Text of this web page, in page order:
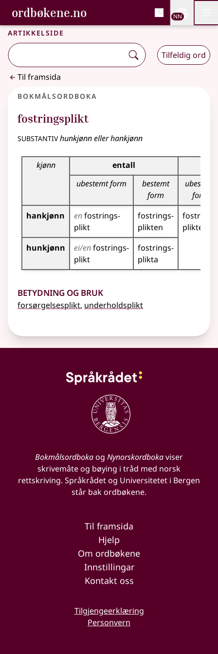
Gå til hovudinnhald
Tilgjenge
ordbøkene.no, Bokmålsordboka og
Bokmålsordboka og Nynorskordboka
NN
Artikkelside
Tilfeldig ord
Til framsida
Bokmålsordboka
fostringsplikt
substantivhunkjønn eller hankjønn
Bøyingstabell for dette substantivet
kjønn entall
ubestemt form
bestemt
form
ubestemt
form
hankjønn
enfostrings­
plikt
fostrings­
plikten
fostrings­
plikter
hunkjønn
ei/enfostrings­
plikt
fostrings­
plikta
Betydning og bruk
forsørgelsesplikt, underholdsplikt
Bokmålsordbokaog Nynorskordbokaviser
skrivemåte og bøying i tråd med norsk
rettskriving. Språkrådet og Universitetet i Bergen
står bak ordbøkene.
Til framsida
Hjelp
Om ordbøkene
Innstillingar
Kontakt oss
Tilgjengeerklæring
Personvern